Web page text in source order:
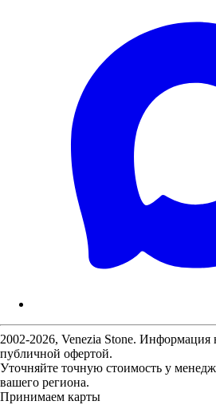
2002-2026, Venezia Stone. Информация
публичной офертой.
Уточняйте точную стоимость у
вашего региона.
Принимаем карты